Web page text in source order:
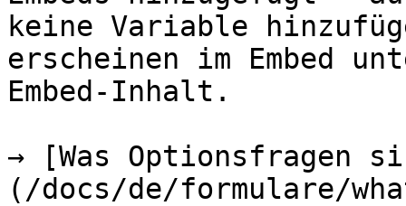
keine Variable
erscheinen im Embed
Embed-Inhalt.
→ [Was Optionsfragen
(/docs/de/formulare/